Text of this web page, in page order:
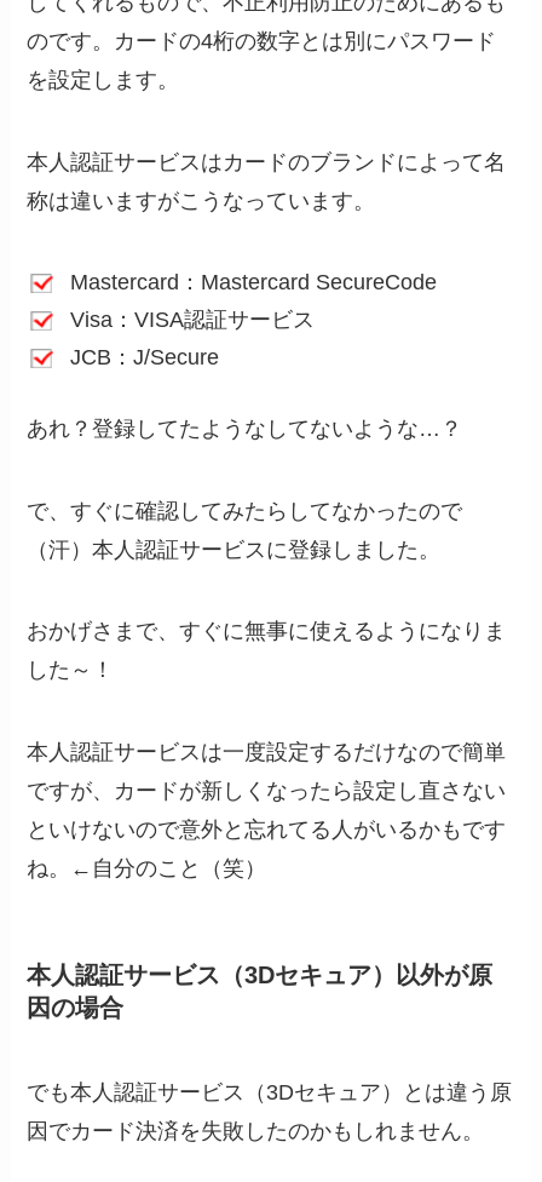
のです。カードの4桁の数字とは別にパスワード
を設定します。
本人認証サービスはカードのブランドによって名
称は違いますがこうなっています。
Mastercard：Mastercard SecureCode
Visa：VISA認証サービス
JCB：J/Secure
あれ？登録してたようなしてないような…？
で、すぐに確認してみたらしてなかったので
（汗）本人認証サービスに登録しました。
おかげさまで、すぐに無事に使えるようになりま
した～！
本人認証サービスは一度設定するだけなので簡単
ですが、カードが新しくなったら設定し直さない
といけないので意外と忘れてる人がいるかもです
ね。←自分のこと（笑）
本人認証サービス（3Dセキュア）以外が原
因の場合
でも本人認証サービス（3Dセキュア）とは違う原
因でカード決済を失敗したのかもしれません。